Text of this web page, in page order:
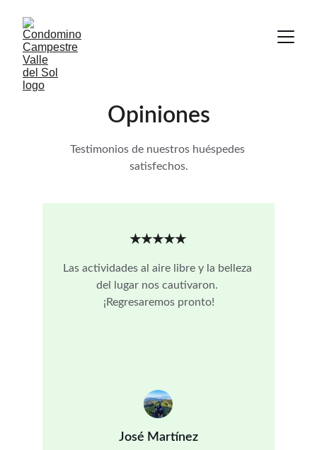
Opiniones
Testimonios de nuestros huéspedes
satisfechos.
Las actividades al aire libre y la belleza
del lugar nos cautivaron.
¡Regresaremos pronto!
José Martínez
★★★★★